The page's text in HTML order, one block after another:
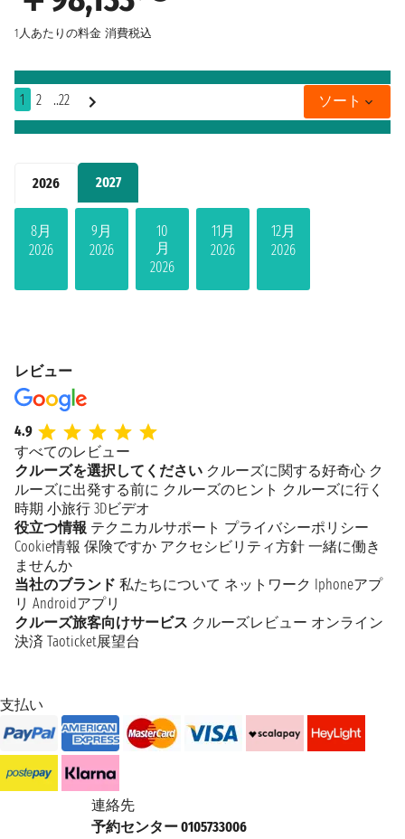
2026 2027
8月
2026
9月
2026
10
月
2026
11月
2026
12月
2026
1人あたりの料金 消費税込
1 2 ..22 ソート
レビュー
4.9
すべてのレビュー
クルーズを選択してください クルーズに関する好奇心 ク
ルーズに出発する前に クルーズのヒント クルーズに行く
時期 小旅行 3Dビデオ
役立つ情報 テクニカルサポート プライバシーポリシー
Cookie情報 保険ですか アクセシビリティ方針 一緒に働き
ませんか
当社のブランド 私たちについて ネットワーク
Iphoneアプ
リ Androidアプリ
クルーズ旅客向けサービス クルーズレビュー オンライン
決済 Taoticket展望台
支払い
連絡先
予約センター 0105733006